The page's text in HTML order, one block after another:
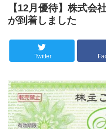
【12月優待】株式会
が到着しました
Twitter